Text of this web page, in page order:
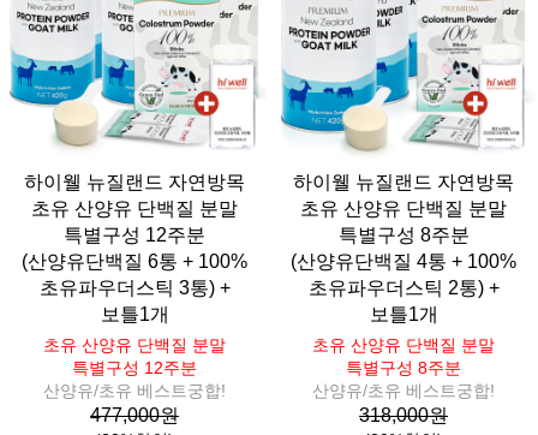
하이웰 뉴질랜드 자연방목
초유 산양유 단백질 분말
특별구성 12주분
(산양유단백질 6통 + 100%
초유파우더스틱 3통) +
보틀1개
초유 산양유 단백질 분말
특별구성 12주분
산양유/초유 베스트궁합!
477,000원
하이웰 뉴질랜드 자연방목
초유 산양유 단백질 분말
특별구성 8주분
(산양유단백질 4통 + 100%
초유파우더스틱 2통) +
보틀1개
초유 산양유 단백질 분말
특별구성 8주분
산양유/초유 베스트궁합!
318,000원